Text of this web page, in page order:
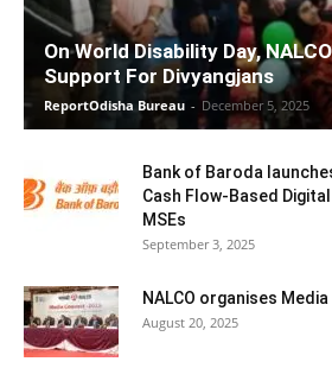
On World Disability Day,
Support For Divyangjans
ReportOdisha Bureau - December 5, 2025
Bank of Baroda
Cash Flow-Based
MSEs
September 3, 2025
NALCO organises
August 20, 2025